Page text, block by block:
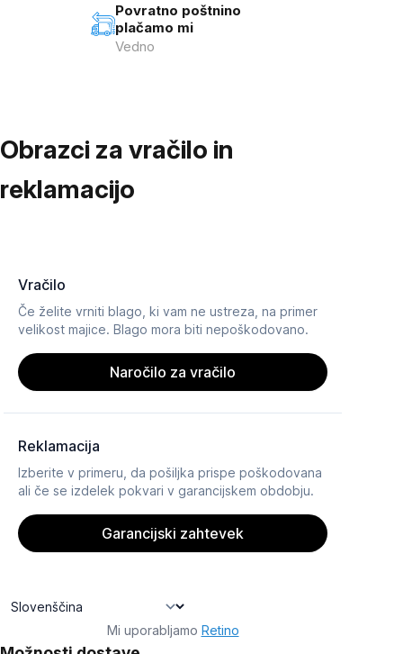
Povratno poštnino
plačamo mi
Vedno
Obrazci za vračilo in
reklamacijo
Mi uporabljamo Retino